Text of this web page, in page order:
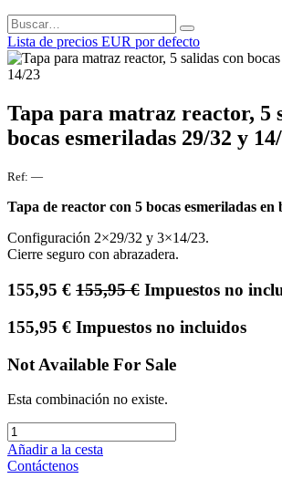
Lista de precios EUR por defecto
Tapa para matraz reactor, 5
bocas esmeriladas 29/32 y
Ref: —
Tapa de reactor con 5 bocas esmeriladas en
Configuración 2×29/32 y 3×14/23.
Cierre seguro con abrazadera.
155,95 € 155,95€ Impuestos no
155,95 € Impuestos no incluidos
Not Available For Sale
Esta combinación no existe.
Añadir a la cesta
Contáctenos